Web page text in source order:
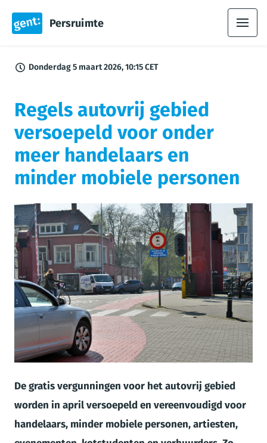
Persruimte
Donderdag 5 maart 2026, 10:15 CET
Regels autovrij gebied
versoepeld voor onder
meer handelaars en
minder mobiele personen
JPG
De gratis vergunningen voor het autovrij gebied
worden in april versoepeld en vereenvoudigd voor
handelaars, minder mobiele personen, artiesten,